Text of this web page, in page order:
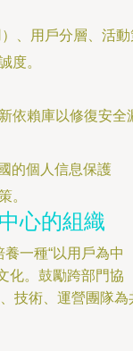
、用戶分層、活動
度。
依賴庫以修復安全
的個人信息保護
。
心的組織
一種“以用戶為中
化。鼓勵跨部門協
技術、運營團隊為